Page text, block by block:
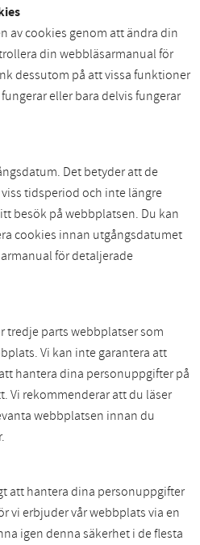
av cookies genom att ändra din
din webbläsarmanual för
dessutom på att vissa funktioner
eller bara delvis fungerar
Det betyder att de
tidsperiod och inte längre
besök på webbplatsen. Du kan
cookies innan utgångsdatumet
för detaljerade
tredje parts webbplatser som
Vi kan inte garantera att
hantera dina personuppgifter på
Vi rekommenderar att du läser
webbplatsen innan du
att hantera dina personuppgifter
vi erbjuder vår webbplats via en
igen denna säkerhet i de flesta